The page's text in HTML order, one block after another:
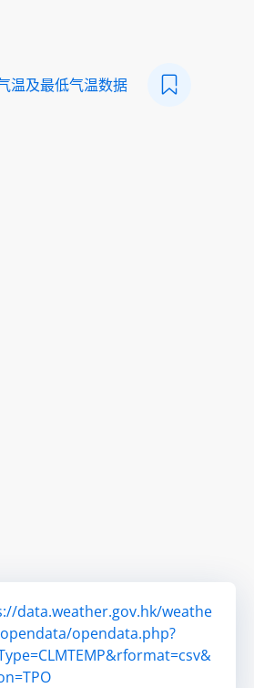
温及最低气温数据
data.weather.gov.hk/weathe
opendata.php?